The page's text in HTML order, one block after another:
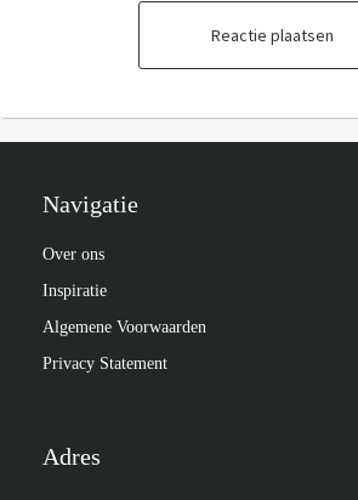
Reactie plaatsen
Navigatie
Over ons
Inspiratie
Algemene Voorwaarden
Privacy Statement
Adres